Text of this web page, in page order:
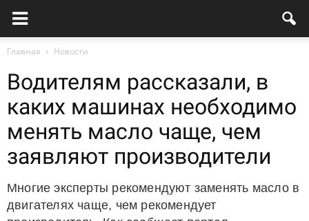
Главная Новости
Водителям рассказали, в
каких машинах необходимо
менять масло чаще, чем
заявляют производители
Многие эксперты рекомендуют заменять масло в
двигателях чаще, чем рекомендует